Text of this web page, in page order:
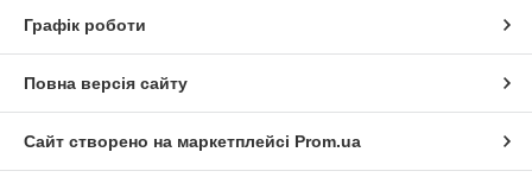
Графік роботи
Повна версія сайту
Сайт створено на маркетплейсі Prom.ua